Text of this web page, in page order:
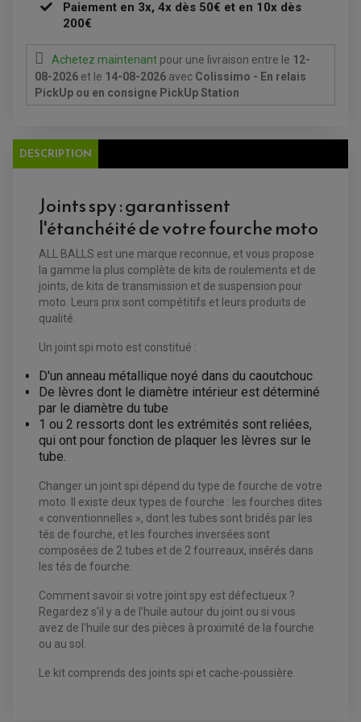
KIT RECONDITIONNEMENT DEMARREUR
POMPE A ESSENCE
ENTRETIEN MOTO
ATELIER, PADDOCK, STAND
FILTRE A AIR
FILTRE A HUILE
ACCESSOIRE + VISSERIE FREINAGE
FREINAGE
DISQUE DE FREIN AVANT
DISQUE DE FREIN ARRIERE
PLAQUETTE DE FREIN AVANT
PLAQUETTE DE FREIN ARRIERE
MAÎTRE CYLINDRE
EQUIPEMENT ELECTRIQUE QUAD / SSV
ACCESSOIRES ELECTRIQUE QUAD / SSV
BOITIER CDI QUAD ET SSV
COMPTEUR QUAD / SSV
DÉMARREUR
ECLAIRAGE LED / HALOGÈNE
STATOR ET REDRESSEUR / REGULATEUR
VENTILATEUR DE RADIATEUR
EQUIPEMENT FREINAGE QUAD / SSV
KIT DURITE DE FREIN QUAD
KIT REPARATION MAÎTRE CYLINDRE QUAD / SSV
PLAQUETTES DE FREIN QUAD / SSV
HUILE ET PRODUIT D'ENTRETIEN QUAD
HUILE POUR QUAD
PRODUIT D'ENTRETIEN QUAD
MOUSSE
EQUIPEMENT FREINAGE MOTO CROSS ET
ACCESSOIRES FREINAGE
Paiement en 3x, 4x dès 50€ et en 10x dès
200€
Achetez maintenant pour une livraison entre le 12-
08-2026 et le 14-08-2026 avec Colissimo - En relais
PickUp ou en consigne PickUp Station
DESCRIPTION
Joints spy : garantissent
l'étanchéité de votre fourche moto
ALL BALLS est une marque reconnue, et vous propose
la gamme la plus complète de kits de roulements et de
joints, de kits de transmission et de suspension pour
moto. Leurs prix sont compétitifs et leurs produits de
qualité.
Un joint spi moto est constitué :
D'un anneau métallique noyé dans du caoutchouc
De lèvres dont le diamètre intérieur est déterminé
par le diamètre du tube
1 ou 2 ressorts dont les extrémités sont reliées,
qui ont pour fonction de plaquer les lèvres sur le
tube.
Changer un joint spi dépend du type de fourche de votre
moto. Il existe deux types de fourche : les fourches dites
« conventionnelles », dont les tubes sont bridés par les
tés de fourche, et les fourches inversées sont
composées de 2 tubes et de 2 fourreaux, insérés dans
les tés de fourche.
Comment savoir si votre joint spy est défectueux ?
Regardez s'il y a de l'huile autour du joint ou si vous
avez de l'huile sur des pièces à proximité de la fourche
ou au sol.
Le kit comprends des joints spi et cache-poussière.